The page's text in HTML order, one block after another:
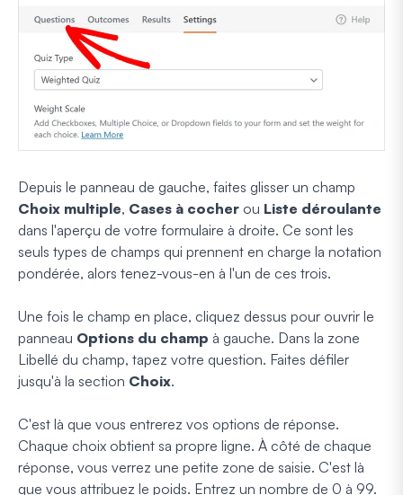
Depuis le panneau de gauche, faites glisser un champ
Choix multiple, Cases à cocher ou Liste déroulante
dans l'aperçu de votre formulaire à droite. Ce sont les
seuls types de champs qui prennent en charge la notation
pondérée, alors tenez-vous-en à l'un de ces trois.
Une fois le champ en place, cliquez dessus pour ouvrir le
panneau Options du champ à gauche. Dans la zone
Libellé du champ, tapez votre question. Faites défiler
jusqu'à la section Choix.
C'est là que vous entrerez vos options de réponse.
Chaque choix obtient sa propre ligne. À côté de chaque
réponse, vous verrez une petite zone de saisie. C'est là
que vous attribuez le poids. Entrez un nombre de 0 à 99.